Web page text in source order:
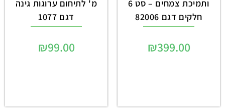
ותמיכת צמחים – סט 6
חלקים דגם 82006
₪399.00
מ' לתיחום ערוגות גינה
דגם 1077
₪99.00